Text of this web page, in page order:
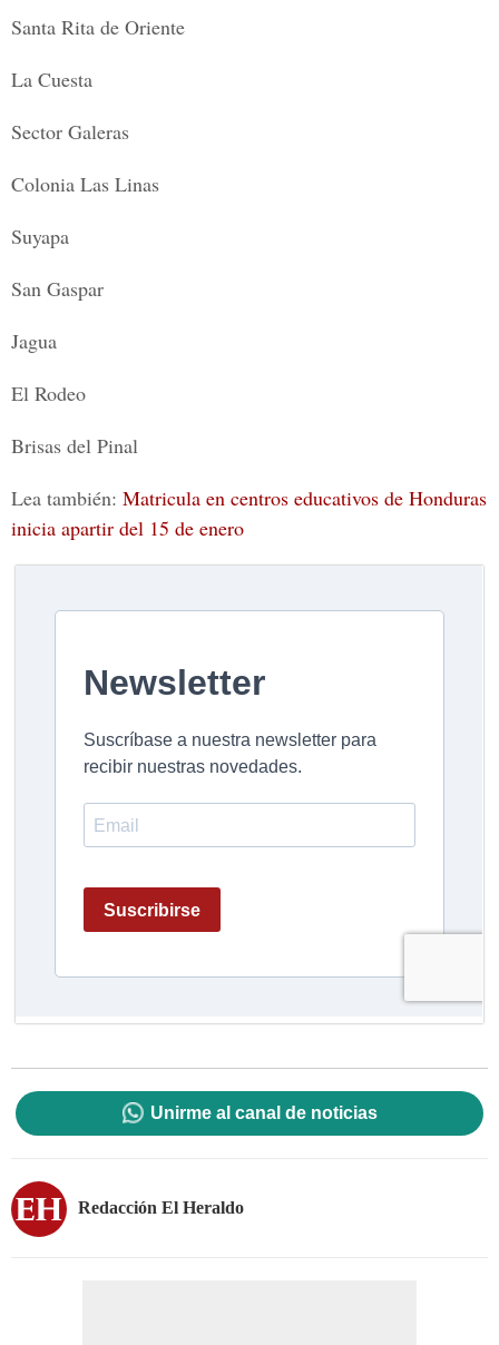
Santa Rita de Oriente
La Cuesta
Sector Galeras
Colonia Las Linas
Suyapa
San Gaspar
Jagua
El Rodeo
Brisas del Pinal
Lea también: Matricula en centros educativos de Honduras
inicia apartir del 15 de enero
Unirme al canal de noticias
Redacción El Heraldo